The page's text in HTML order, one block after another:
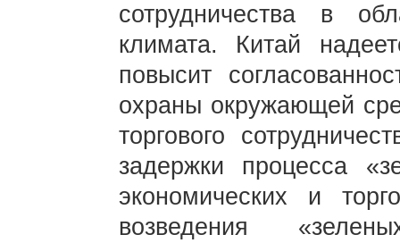
сотрудничества в
климата. Китай
повысит
охраны окружающей
торгового
задержки процесса
экономических и
возведения